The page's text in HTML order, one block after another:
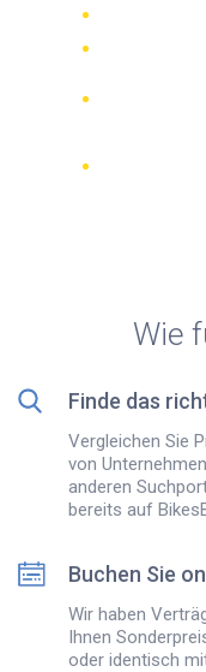
Wie
Finde das
Vergleichen Sie
von
anderen
bereits auf
Buchen Sie
Wir haben
Ihnen
oder identisch